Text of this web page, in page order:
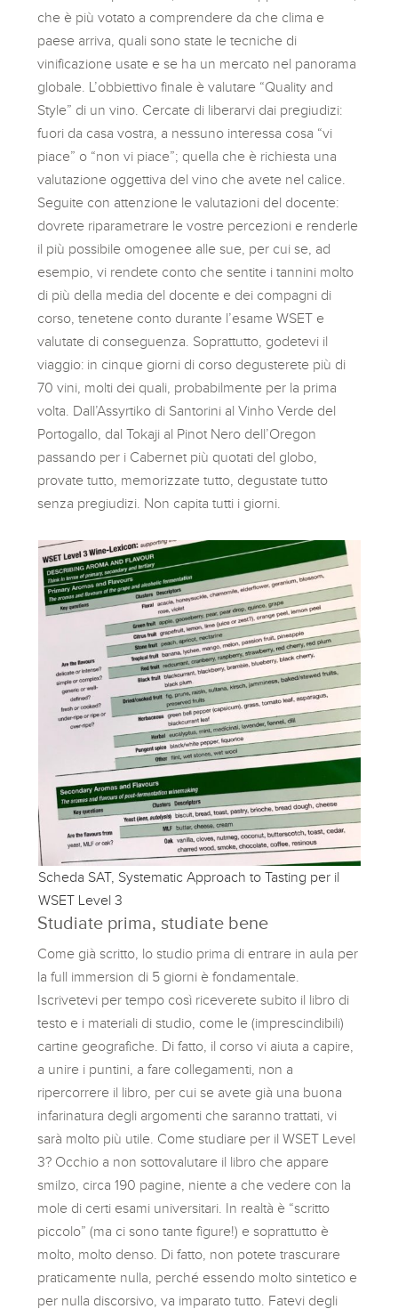
che è più votato a comprendere da che clima e
paese arriva, quali sono state le tecniche di
vinificazione usate e se ha un mercato nel panorama
globale. L’obbiettivo finale è valutare “Quality and
Style” di un vino. Cercate di liberarvi dai pregiudizi:
fuori da casa vostra, a nessuno interessa cosa “vi
piace” o “non vi piace”; quella che è richiesta una
valutazione oggettiva del vino che avete nel calice.
Seguite con attenzione le valutazioni del docente:
dovrete riparametrare le vostre percezioni e renderle
il più possibile omogenee alle sue, per cui se, ad
esempio, vi rendete conto che sentite i tannini molto
di più della media del docente e dei compagni di
corso, tenetene conto durante l’esame WSET e
valutate di conseguenza. Soprattutto, godetevi il
viaggio: in cinque giorni di corso degusterete più di
70 vini, molti dei quali, probabilmente per la prima
volta. Dall’Assyrtiko di Santorini al Vinho Verde del
Portogallo, dal Tokaji al Pinot Nero dell’Oregon
passando per i Cabernet più quotati del globo,
provate tutto, memorizzate tutto, degustate tutto
senza pregiudizi. Non capita tutti i giorni.
Scheda SAT, Systematic Approach to Tasting per il
WSET Level 3
Studiate prima, studiate bene
Come già scritto, lo studio prima di entrare in aula per
la full immersion di 5 giorni è fondamentale.
Iscrivetevi per tempo così riceverete subito il libro di
testo e i materiali di studio, come le (imprescindibili)
cartine geografiche. Di fatto, il corso vi aiuta a capire,
a unire i puntini, a fare collegamenti, non a
ripercorrere il libro, per cui se avete già una buona
infarinatura degli argomenti che saranno trattati, vi
sarà molto più utile. Come studiare per il WSET Level
3? Occhio a non sottovalutare il libro che appare
smilzo, circa 190 pagine, niente a che vedere con la
mole di certi esami universitari. In realtà è “scritto
piccolo” (ma ci sono tante figure!) e soprattutto è
molto, molto denso. Di fatto, non potete trascurare
praticamente nulla, perché essendo molto sintetico e
per nulla discorsivo, va imparato tutto. Fatevi degli